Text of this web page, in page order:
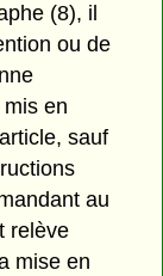
(8), il
ou de
en
sauf
au
relève
mise en